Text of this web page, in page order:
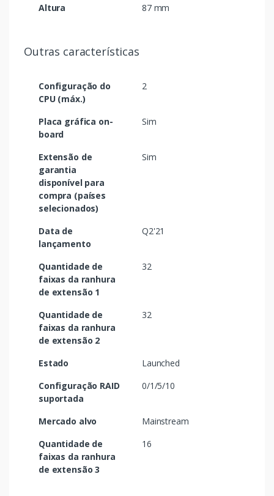
Altura
87 mm
Outras características
Configuração do
CPU (máx.)
2
Placa gráfica on-
board
Sim
Extensão de
garantia
disponível para
compra (países
selecionados)
Sim
Data de
lançamento
Q2'21
Quantidade de
faixas da ranhura
de extensão 1
32
Quantidade de
faixas da ranhura
de extensão 2
32
Estado
Launched
Configuração RAID
suportada
0/1/5/10
Mercado alvo
Mainstream
Quantidade de
faixas da ranhura
de extensão 3
16